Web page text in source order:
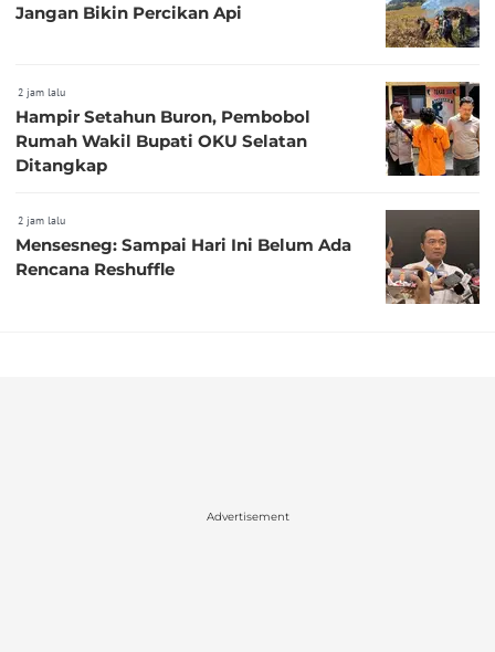
Jangan Bikin Percikan Api
2 jam lalu
Hampir Setahun Buron, Pembobol
Rumah Wakil Bupati OKU Selatan
Ditangkap
2 jam lalu
Mensesneg: Sampai Hari Ini Belum Ada
Rencana Reshuffle
Advertisement